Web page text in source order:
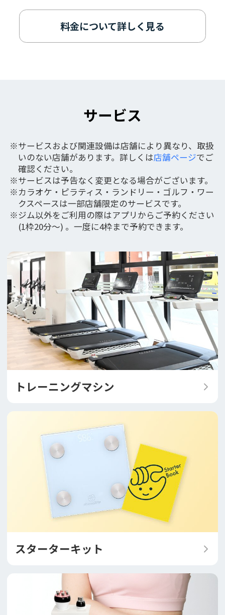
料金について詳しく見る
サービス
サービスおよび関連設備は店舗により異なり、取扱
いのない店舗があります。詳しくは店舗ページでご
確認ください。
サービスは予告なく変更となる場合がございます。
カラオケ・ピラティス・ランドリー・ゴルフ・ワー
クスペースは一部店舗限定のサービスです。
ジム以外をご利用の際はアプリからご予約ください
(1枠20分〜) 。一度に4枠まで予約できます。
トレーニングマシン
スターターキット